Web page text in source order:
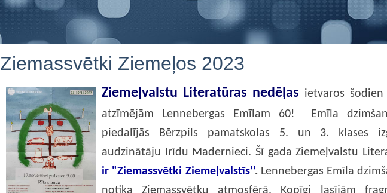
Ziemassvētki Ziemeļos 2023
Ziemeļvalstu Literatūras nedēļas ietvaros
atzīmējām Lennebergas Emīlam 60! Emīla
piedalījās Bērzpils pamatskolas 5. un 3. klases
audzinātāju Irīdu Madernieci. Šī gada Ziemeļvalstu
ir "Ziemassvētki Ziemeļvalstīs’’. Lennebergas Emīla
notika Ziemassvētku atmosfērā. Kopīgi lasījām